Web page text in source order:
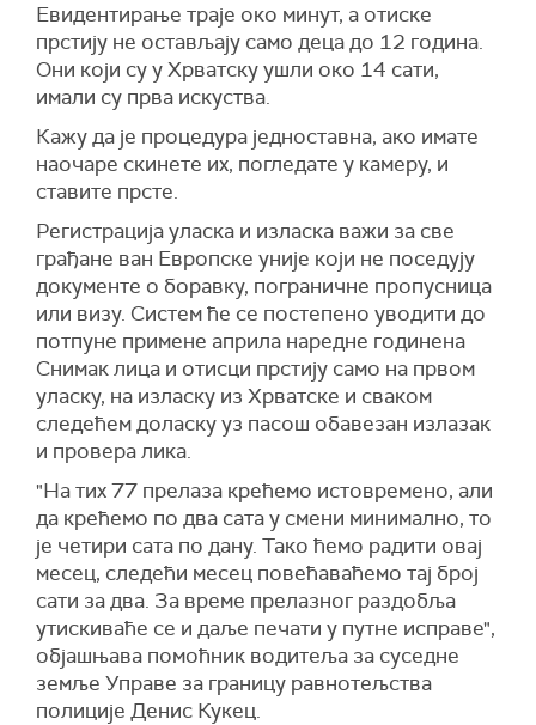
Евидентирање траје око минут, а отиске
прстију не остављају само деца до 12 година.
Они који су у Хрватску ушли око 14 сати,
имали су прва искуства.
Кажу да је процедура једноставна, ако имате
наочаре скинете их, погледате у камеру, и
ставите прсте.
Регистрација уласка и изласка важи за све
грађане ван Европске уније који не поседују
документе о боравку, пограничне пропусница
или визу. Систем ће се постепено уводити до
потпуне примене априла наредне годинена
Снимак лица и отисци прстију само на првом
уласку, на изласку из Хрватске и сваком
следећем доласку уз пасош обавезан излазак
и провера лика.
"На тих 77 прелаза крећемо истовремено, али
да крећемо по два сата у смени минимално, то
је четири сата по дану. Тако ћемо радити овај
месец, следећи месец повећаваћемо тај број
сати за два. За време прелазног раздобља
утискиваће се и даље печати у путне исправе",
објашњава помоћник водитеља за суседне
земље Управе за границу равнотељства
полиције Денис Кукец.